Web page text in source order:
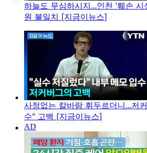
하늘도 무심하시지...인천 '훼손
원 불일치 [지금이뉴스]
사정없는 칼바람 휘두르더니...저
수" 고백 [지금이뉴스]